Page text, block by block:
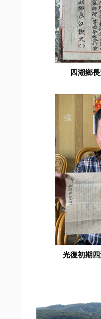
四湖鄉
光復初期